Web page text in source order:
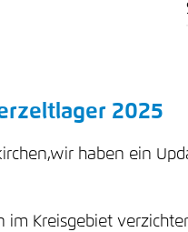
2025
haben ein
Kreisgebiet